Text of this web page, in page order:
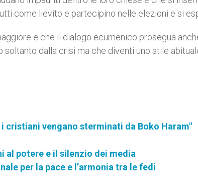
come lievito e partecipino nelle elezioni e si
e che il dialogo ecumenico prosegua
dalla crisi ma che diventi uno stile
cristiani vengano sterminati da Boko Haram"
al potere e il silenzio dei media
per la pace e l’armonia tra le fedi